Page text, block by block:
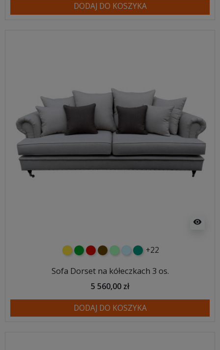
DODAJ DO KOSZYKA
visibility
żółtyzielonyczerwony
czekoladowy
miętowybłękitny
turkusowy
+22
Sofa Dorset na kółeczkach 3 os.
5 560,00 zł
DODAJ DO KOSZYKA